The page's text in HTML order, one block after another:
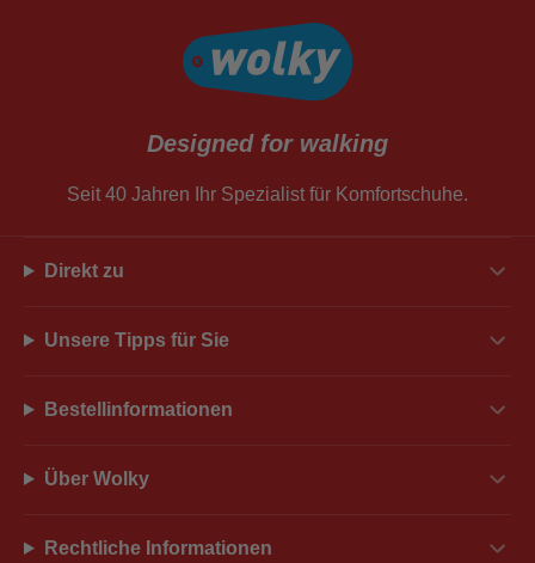
Designed for walking
Seit 40 Jahren Ihr Spezialist für Komfortschuhe.
Direkt zu
Unsere Tipps für Sie
Bestellinformationen
Über Wolky
Rechtliche Informationen